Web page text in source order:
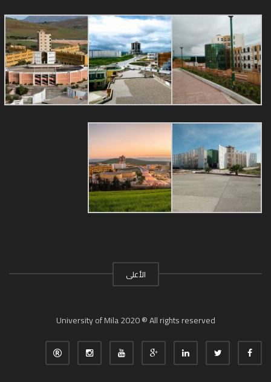
الأعلى
University of Mila 2020 ® All rights reserved